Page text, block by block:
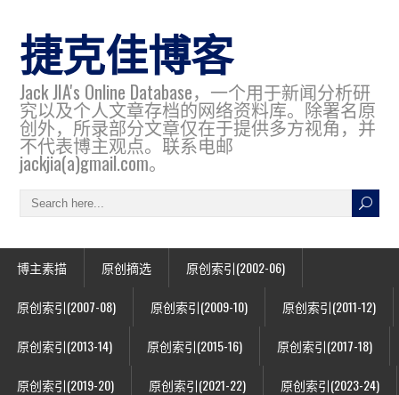
捷克佳博客
Jack JIA's Online Database，一个用于新闻分析研
究以及个人文章存档的网络资料库。除署名原
创外，所录部分文章仅在于提供多方视角，并
不代表博主观点。联系电邮
jackjia(a)gmail.com。
博主素描 原创摘选 原创索引(2002-06)
原创索引(2007-08) 原创索引(2009-10) 原创索引(2011-12)
原创索引(2013-14) 原创索引(2015-16) 原创索引(2017-18)
原创索引(2019-20) 原创索引(2021-22) 原创索引(2023-24)